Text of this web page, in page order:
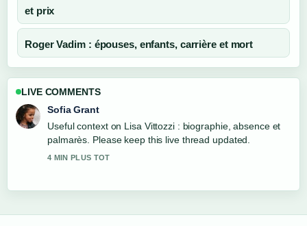
et prix
Roger Vadim : épouses, enfants, carrière et mort
LIVE COMMENTS
Sofia Grant
Useful context on Lisa Vittozzi : biographie, absence et
palmarès. Please keep this live thread updated.
4 MIN PLUS TOT